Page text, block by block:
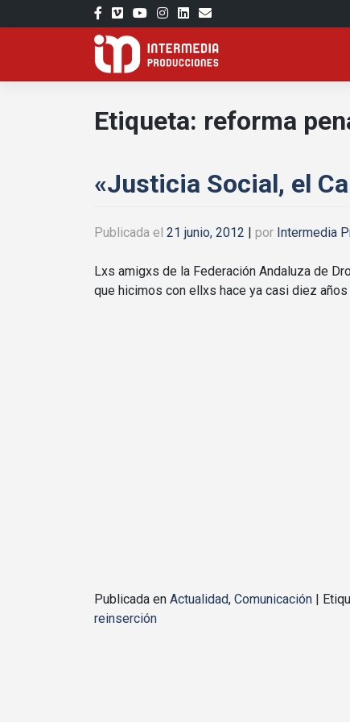
al
Etiqueta: reforma
«Justicia Social, el
Publicada el 21 junio, 2012 por Intermedia
Lxs amigxs de la Federación Andaluza de
que hicimos con ellxs hace ya casi diez
Publicada en Actualidad, Comunicación
reinserción